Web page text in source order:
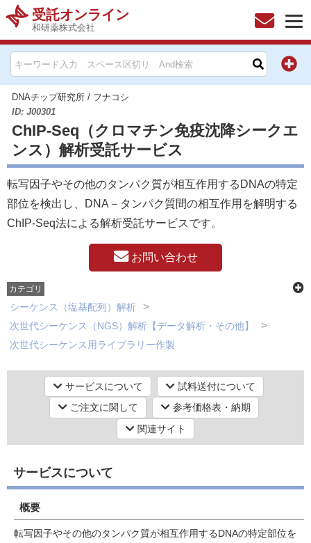
受託オンライン
和研薬株式会社
DNAチップ研究所/ フナコシ
ID: J00301
ChIP-Seq（クロマチン免疫沈降シークエ
ンス）解析受託サービス
転写因子やその他のタンパク質が相互作用するDNAの特定
部位を検出し、DNA－タンパク質間の相互作用を解明する
ChIP-Seq法による解析受託サービスです。
お問い合わせ
カテゴリ
シーケンス（塩基配列）解析
次世代シーケンス（NGS）解析【データ解析・その他】
次世代シーケンス用ライブラリー作製
次世代シーケンス（NGS）解析【データ解析・その他】
次世代シーケンス解析
シーケンス（塩基配列）解析
次世代シーケンス（NGS）解析【エピゲノムシーケンス】
シーケンス（塩基配列）解析
シーケンス（塩基配列）解析
サービスについて
試料送付について
ご注文に関して
参考価格表・納期
関連サイト
サービスについて
概要
転写因子やその他のタンパク質が相互作用するDNAの特定部位を
HOME
お問い合わせ
お知らせ
キャンペーン情報一覧
製品カテゴリー一覧
ご利用ガイド
ラボプランニング
ワケンG オンラインショップ
和研薬 ホームページ